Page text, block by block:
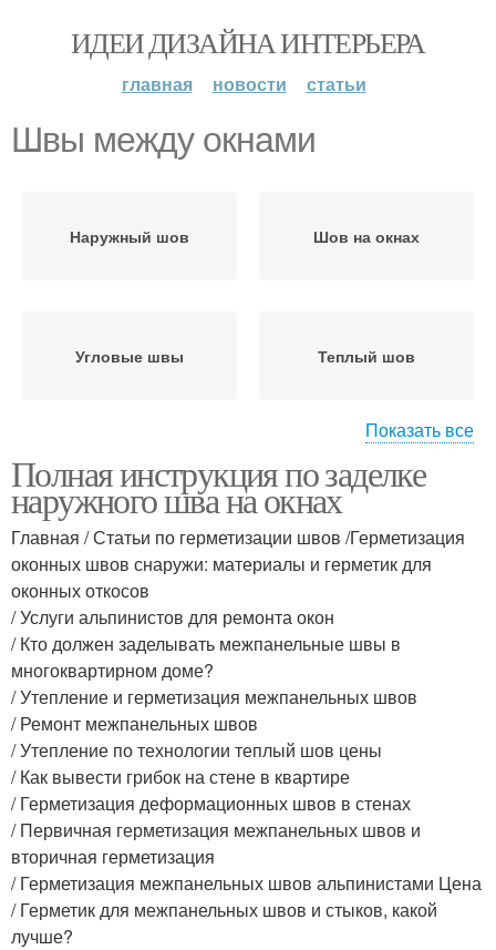
ИДЕИ ДИЗАЙНА ИНТЕРЬЕРА
главная новости статьи
Швы между окнами
Наружный шов Шов на окнах
Угловые швы Теплый шов
Шов при планировании Монтажный шов
Показать все
Полная инструкция по заделке
наружного шва на окнах
Главная / Статьи по герметизации швов /Герметизация
оконных швов снаружи: материалы и герметик для
оконных откосов
/ Услуги альпинистов для ремонта окон
/ Кто должен заделывать межпанельные швы в
многоквартирном доме?
/ Утепление и герметизация межпанельных швов
/ Ремонт межпанельных швов
/ Утепление по технологии теплый шов цены
/ Как вывести грибок на стене в квартире
/ Герметизация деформационных швов в стенах
/ Первичная герметизация межпанельных швов и
вторичная герметизация
/ Герметизация межпанельных швов альпинистами Цена
/ Герметик для межпанельных швов и стыков, какой
лучше?